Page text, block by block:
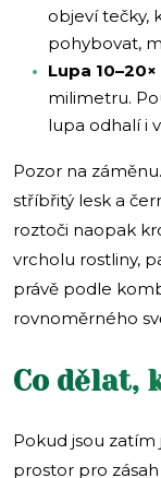
objeví tečky,
pohybovat,
Lupa
milimetru.
lupa odhalí i
Pozor na
stříbřitý lesk a
roztoči naopak
vrcholu rostliny,
právě podle
rovnoměrného
Co dělat,
Pokud jsou zatím
prostor pro